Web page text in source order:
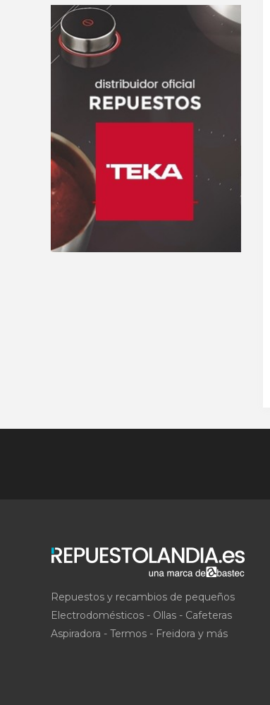
Repuestos y recambios de pequeños
Electrodomésticos - Ollas - Cafeteras
Aspiradora - Termos - Freidora y más